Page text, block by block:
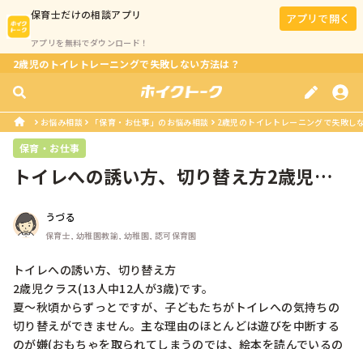
保育士だけの相談アプリ
アプリを無料でダウンロード！
アプリで開く
2歳児のトイレトレーニングで失敗しない方法は？
お悩み相談 「保育・お仕事」のお悩み相談 2歳児のトイレトレーニングで失敗し
保育・お仕事
トイレへの誘い方、切り替え方2歳児ク
うづる
保育士, 幼稚園教諭, 幼稚園, 認可保育園
トイレへの誘い方、切り替え方
2歳児クラス(13人中12人が3歳)です。
夏〜秋頃からずっとですが、子どもたちがトイレへの気持ちの
切り替えができません。主な理由のほとんどは遊びを中断する
のが嫌(おもちゃを取られてしまうのでは、絵本を読んでいるの